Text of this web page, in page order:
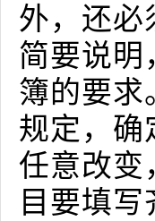
外，还必
简要说明
簿的要求
规定，确
任意改变
目要填